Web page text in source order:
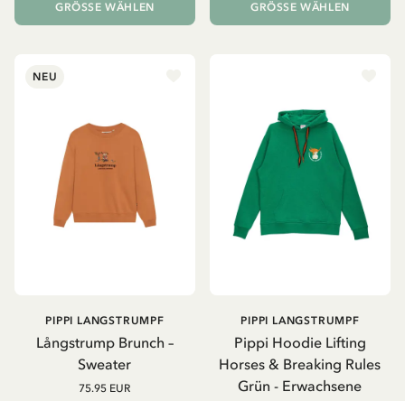
GRÖSSE WÄHLEN GRÖSSE WÄHLEN
NEU
Långstrump Brunch –
Sweater
PIPPI LANGSTRUMPF
75.95 EUR
Pippi Hoodie Lifting
Horses & Breaking Rules
Grün - Erwachsene
PIPPI LANGSTRUMPF